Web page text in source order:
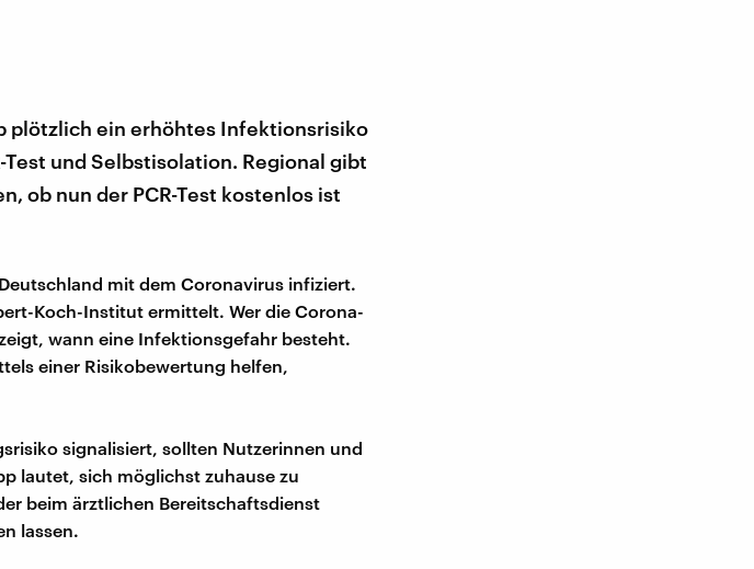
plötzlich ein erhöhtes Infektionsrisiko
und Selbstisolation. Regional gibt
ob nun der PCR-Test kostenlos ist
mit dem Coronavirus infiziert.
Koch-Institut ermittelt. Wer die Corona-
wann eine Infektionsgefahr besteht.
einer Risikobewertung helfen,
signalisiert, sollten Nutzerinnen und
lautet, sich möglichst zuhause zu
beim ärztlichen Bereitschaftsdienst
lassen.